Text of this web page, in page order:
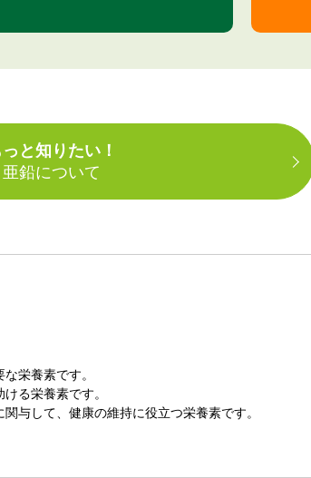
っと知りたい！
亜鉛について
栄養素です。
る栄養素です。
与して、健康の維持に役立つ栄養素です。